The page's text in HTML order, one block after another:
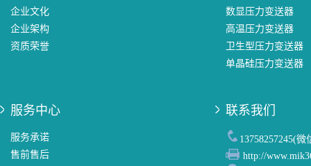
企业文化
企业架构
资质荣誉
数显压力变送器
高温压力变送器
卫生型压力变送器
单晶硅压力变送器
服务中心
服务承诺
售前售后
联系我们
13758257245(微
http://